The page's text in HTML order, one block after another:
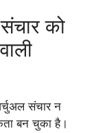
को
संचार न
बन चुका है।